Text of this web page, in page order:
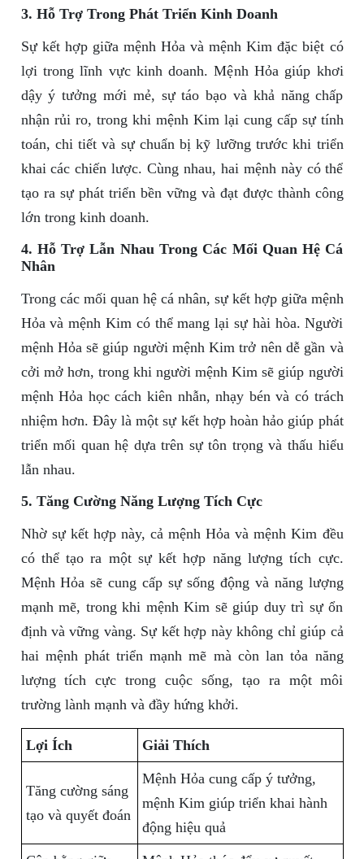
3. Hỗ Trợ Trong Phát Triển Kinh Doanh
Sự kết hợp giữa mệnh Hỏa và mệnh Kim đặc biệt có
lợi trong lĩnh vực kinh doanh. Mệnh Hỏa giúp khơi
dậy ý tưởng mới mẻ, sự táo bạo và khả năng chấp
nhận rủi ro, trong khi mệnh Kim lại cung cấp sự tính
toán, chi tiết và sự chuẩn bị kỹ lưỡng trước khi triển
khai các chiến lược. Cùng nhau, hai mệnh này có thể
tạo ra sự phát triển bền vững và đạt được thành công
lớn trong kinh doanh.
4. Hỗ Trợ Lẫn Nhau Trong Các Mối Quan Hệ Cá
Nhân
Trong các mối quan hệ cá nhân, sự kết hợp giữa mệnh
Hỏa và mệnh Kim có thể mang lại sự hài hòa. Người
mệnh Hỏa sẽ giúp người mệnh Kim trở nên dễ gần và
cởi mở hơn, trong khi người mệnh Kim sẽ giúp người
mệnh Hỏa học cách kiên nhẫn, nhạy bén và có trách
nhiệm hơn. Đây là một sự kết hợp hoàn hảo giúp phát
triển mối quan hệ dựa trên sự tôn trọng và thấu hiểu
lẫn nhau.
5. Tăng Cường Năng Lượng Tích Cực
Nhờ sự kết hợp này, cả mệnh Hỏa và mệnh Kim đều
có thể tạo ra một sự kết hợp năng lượng tích cực.
Mệnh Hỏa sẽ cung cấp sự sống động và năng lượng
mạnh mẽ, trong khi mệnh Kim sẽ giúp duy trì sự ổn
định và vững vàng. Sự kết hợp này không chỉ giúp cả
hai mệnh phát triển mạnh mẽ mà còn lan tỏa năng
lượng tích cực trong cuộc sống, tạo ra một môi
trường lành mạnh và đầy hứng khởi.
Lợi Ích Giải Thích
Tăng cường sáng
tạo và quyết đoán
Mệnh Hỏa cung cấp ý tưởng,
mệnh Kim giúp triển khai hành
động hiệu quả